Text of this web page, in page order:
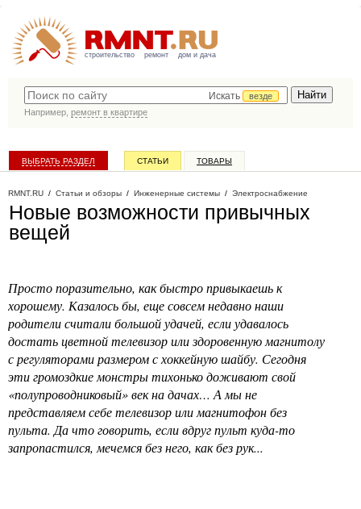
строительство ремонт дом и дача
Искать
везде
Например, ремонт в квартире
ВЫБРАТЬ РАЗДЕЛ СТАТЬИ ТОВАРЫ
RMNT.RU / Статьи и обзоры / Инженерные системы / Электроснабжение
Новые возможности привычных
вещей
Просто поразительно, как быстро привыкаешь к
хорошему. Казалось бы, еще совсем недавно наши
родители считали большой удачей, если удавалось
достать цветной телевизор или здоровенную магнитолу
с регуляторами размером с хоккейную шайбу. Сегодня
эти громоздкие монстры тихонько доживают свой
«полупроводниковый» век на дачах… А мы не
представляем себе телевизор или магнитофон без
пульта. Да что говорить, если вдруг пульт куда-то
запропастился, мечемся без него, как без рук...